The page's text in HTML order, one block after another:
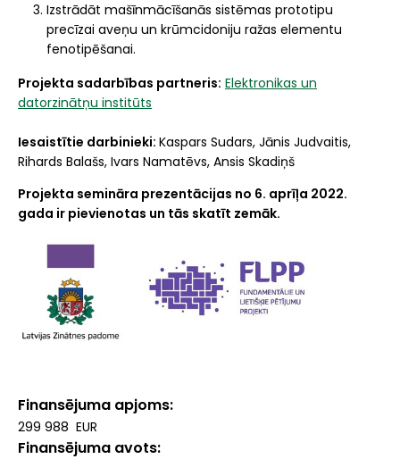
Izstrādāt mašīnmācīšanās sistēmas prototipu
precīzai aveņu un krūmcidoniju ražas elementu
fenotipēšanai.
Projekta sadarbības partneris: Elektronikas un
datorzinātņu institūts
Iesaistītie darbinieki: Kaspars Sudars, Jānis Judvaitis,
Rihards Balašs, Ivars Namatēvs, Ansis Skadiņš
Projekta semināra prezentācijas no 6. aprīļa 2022.
gada ir pievienotas un tās skatīt zemāk.
Finansējuma apjoms
299 988 EUR
Finansējuma avots